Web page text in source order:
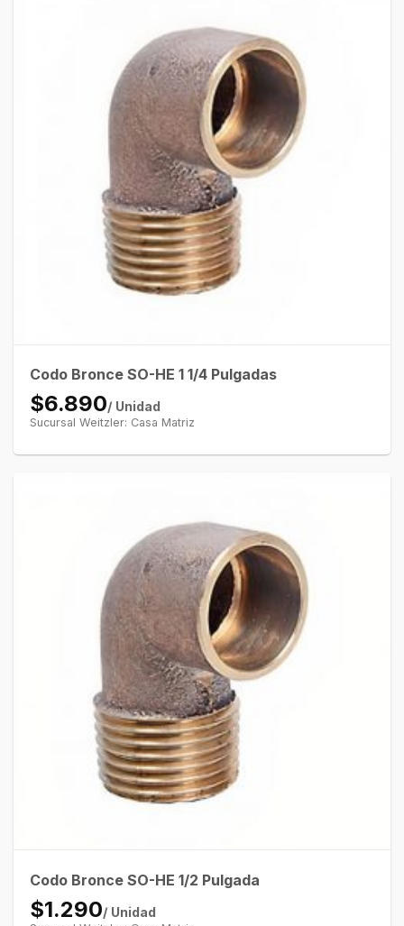
Codo Bronce SO-HE 1 1/4 Pulgadas
$6.890/ Unidad
Sucursal Weitzler: Casa Matriz
Codo Bronce SO-HE 1/2 Pulgada
$1.290/ Unidad